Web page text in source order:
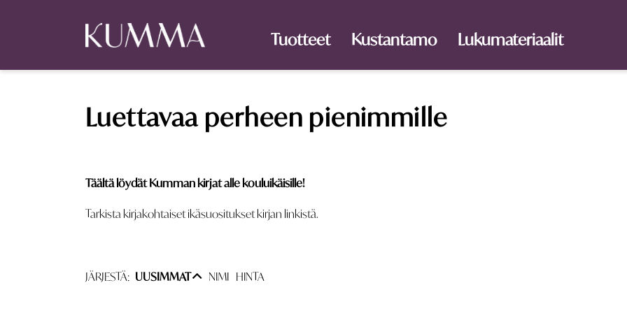
Tuotteet Kustantamo Lukumateriaalit
Luettavaa perheen pienimmille
Täältä löydät Kumman kirjat alle kouluikäisille!
Tarkista kirjakohtaiset ikäsuositukset kirjan linkistä.
JÄRJESTÄ: UUSIMMAT NIMI HINTA